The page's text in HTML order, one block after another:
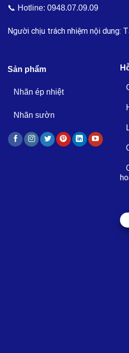
📞 Hotline: 0948.07.09.09
Người chịu trách nhiệm nội dung:
Sản phẩm
Nhãn ép nhiệt
Nhãn sườn